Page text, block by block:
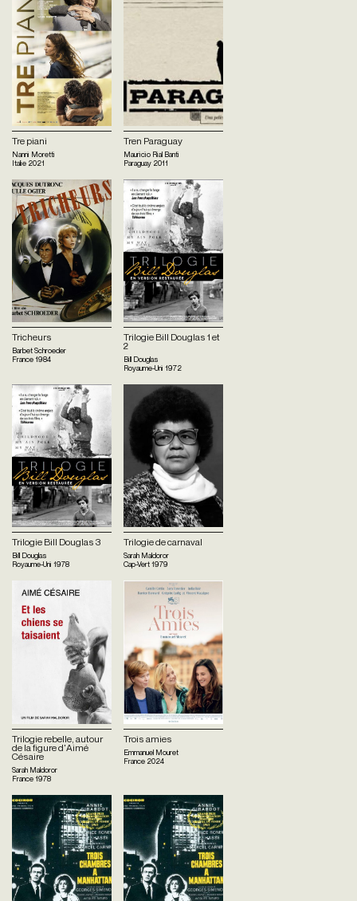
Tre piani
Nanni Moretti
Italie 2021
Tren Paraguay
Mauricio Rial Banti
Paraguay 2011
Tricheurs
Barbet Schroeder
France1984
Trilogie Bill Douglas 1 et
2
Bill Douglas
Royaume-Uni 1972
Trilogie Bill Douglas 3
Bill Douglas
Royaume-Uni 1978
Trilogie de carnaval
Sarah Maldoror
Cap-Vert1979
Trilogie rebelle, autour
de la figure d'Aimé
Césaire
Sarah Maldoror
France1978
Trois amies
Emmanuel Mouret
France 2024